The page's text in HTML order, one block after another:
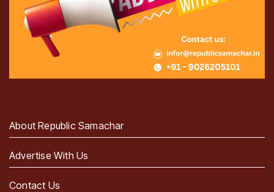
About Republic Samachar
Advertise With Us
Contact Us